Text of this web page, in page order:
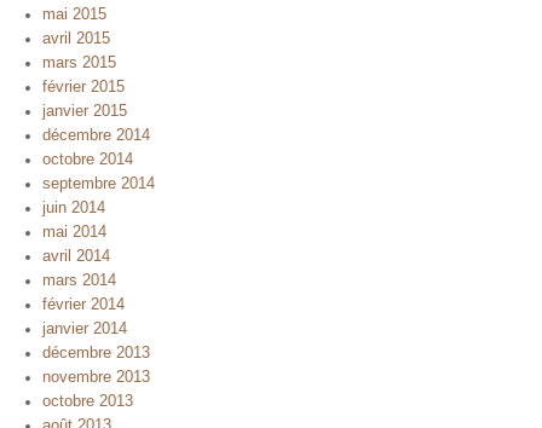
mai 2015
avril 2015
mars 2015
février 2015
janvier 2015
décembre 2014
octobre 2014
septembre 2014
juin 2014
mai 2014
avril 2014
mars 2014
février 2014
janvier 2014
décembre 2013
novembre 2013
octobre 2013